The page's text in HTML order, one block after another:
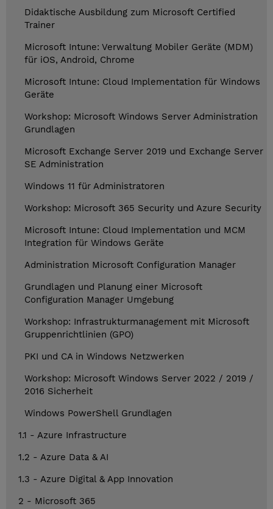
Didaktische Ausbildung zum Microsoft Certified
Trainer
Microsoft Intune: Verwaltung Mobiler Geräte (MDM)
für iOS, Android, Chrome
Microsoft Intune: Cloud Implementation für Windows
Geräte
Workshop: Microsoft Windows Server Administration
Grundlagen
Microsoft Exchange Server 2019 und Exchange Server
SE Administration
Windows 11 für Administratoren
Workshop: Microsoft 365 Security und Azure Security
Microsoft Intune: Cloud Implementation und MCM
Integration für Windows Geräte
Administration Microsoft Configuration Manager
Grundlagen und Planung einer Microsoft
Configuration Manager Umgebung
Workshop: Infrastrukturmanagement mit Microsoft
Gruppenrichtlinien (GPO)
PKI und CA in Windows Netzwerken
Workshop: Microsoft Windows Server 2022 / 2019 /
2016 Sicherheit
Windows PowerShell Grundlagen
1.1 - Azure Infrastructure
1.2 - Azure Data & AI
1.3 - Azure Digital & App Innovation
2 - Microsoft 365